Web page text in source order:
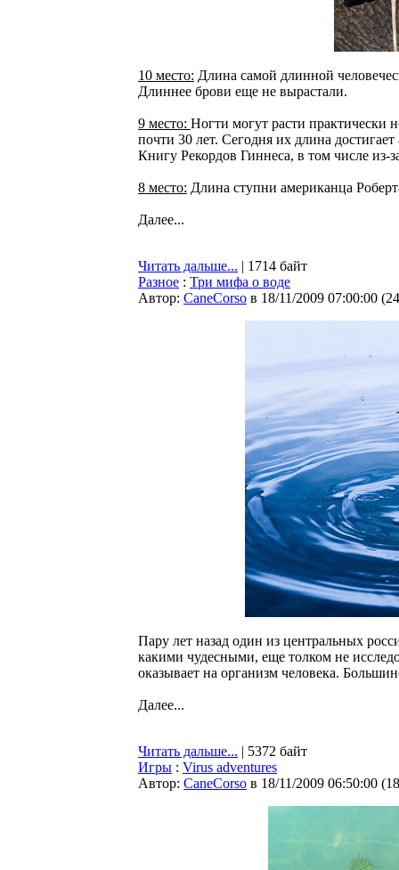
10 место: Длина самой длинной
Длиннее брови еще не вырастали.
9 место: Ногти могут расти практически
почти 30 лет. Сегодня их длина
Книгу Рекордов Гиннеса, в том числе из-
8 место: Длина ступни американца
Далее...
Читать дальше... | 1714 байт
Разное : Три мифа о воде
Автор: CaneCorso в 18/11/2009 07:00:00 (
Пару лет назад один из центральных
какими чудесными, еще толком не
оказывает на организм человека.
Далее...
Читать дальше... | 5372 байт
Игры : Virus adventures
Автор: CaneCorso в 18/11/2009 06:50:00 (